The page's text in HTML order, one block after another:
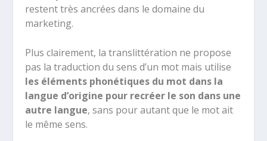
restent très ancrées dans le domaine du
marketing.
Plus clairement, la translittération ne propose
pas la traduction du sens d’un mot mais utilise
les éléments phonétiques du mot dans la
langue d’origine pour recréer le son dans une
autre langue, sans pour autant que le mot ait
le même sens.